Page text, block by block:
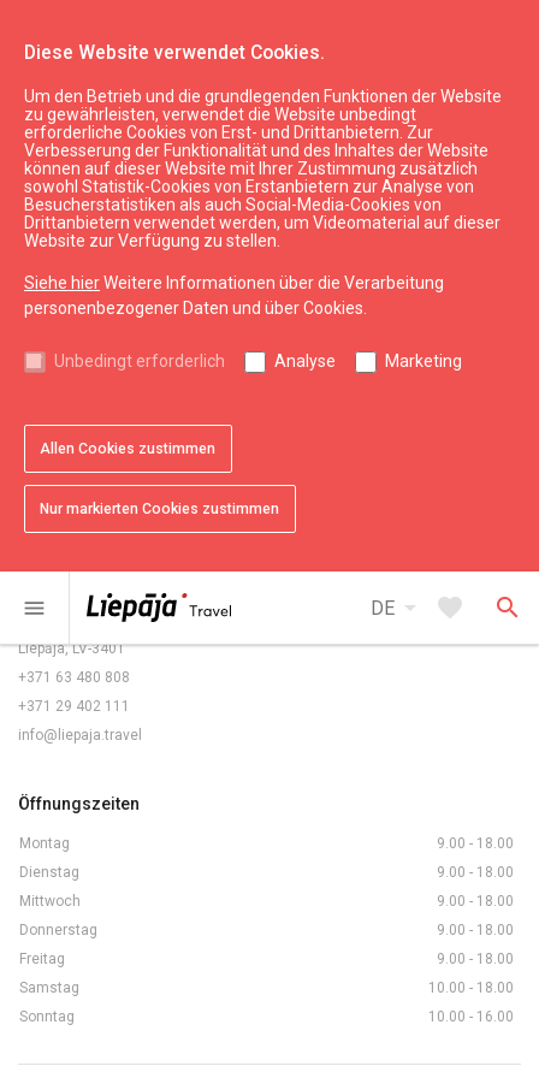
Diese Website verwendet Cookies.
Um den Betrieb und die grundlegenden Funktionen der Website
zu gewährleisten, verwendet die Website unbedingt
erforderliche Cookies von Erst- und Drittanbietern. Zur
Verbesserung der Funktionalität und des Inhaltes der Website
können auf dieser Website mit Ihrer Zustimmung zusätzlich
sowohl Statistik-Cookies von Erstanbietern zur Analyse von
Besucherstatistiken als auch Social-Media-Cookies von
Drittanbietern verwendet werden, um Videomaterial auf dieser
Website zur Verfügung zu stellen.
Siehe hierWeitere Informationen über die Verarbeitung
personenbezogener Daten und über Cookies.
Unbedingt erforderlich Analyse Marketing
Allen Cookies zustimmen
Nur markierten Cookies zustimmen
menu DE arrow_drop_down favorite search
WC
Nach oben
Kurzeme Tourismus
Karten und Broschüren
Tourismusstatistik
Sitemap
Rožu laukums 5/6,
Liepāja, LV-3401
+371 63 480 808
+371 29 402 111
info@liepaja.travel
Öffnungszeiten
Montag
9.00 - 18.00
Dienstag
9.00 - 18.00
Mittwoch
9.00 - 18.00
Donnerstag
9.00 - 18.00
Freitag
9.00 - 18.00
Samstag
10.00 - 18.00
Sonntag
10.00 - 16.00